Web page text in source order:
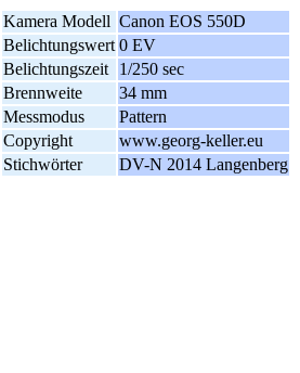
Kamera Modell Canon EOS 550D
Belichtungswert 0 EV
Belichtungszeit
1/250 sec
Brennweite
34 mm
Messmodus
Pattern
Copyright
www.georg-keller.eu
Stichwörter DV-N 2014 Langenberg